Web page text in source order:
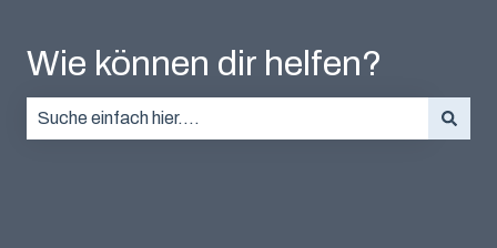
Wie können dir helfen?